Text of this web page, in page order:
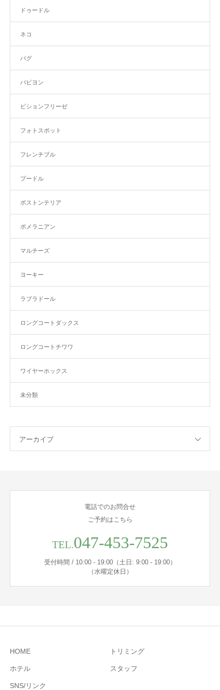
ドゥードル
ネコ
パグ
パピヨン
ビションフリーゼ
フォトスポット
フレンチブル
プードル
ボストンテリア
ポメラニアン
マルチーズ
ヨーキー
ラブラドール
ロングコートダックス
ロングコートチワワ
ワイヤーホックス
未分類
アーカイブ
電話でのお問合せ
ご予約はこちら
TEL.047-453-7525
受付時間 / 10:00 - 19:00（土日: 9:00 - 19:00）
（水曜定休日）
HOME トリミング
ホテル スタッフ
SNS/リンク